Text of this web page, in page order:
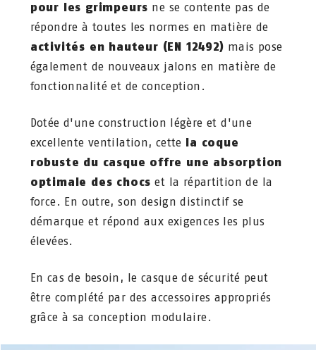
pour les grimpeurs ne se contente pas de
répondre à toutes les normes en matière de
activités en hauteur (EN 12492) mais pose
également de nouveaux jalons en matière de
fonctionnalité et de conception.
Dotée d'une construction légère et d'une
excellente ventilation, cette la coque
robuste du casque offre une absorption
optimale des chocs et la répartition de la
force. En outre, son design distinctif se
démarque et répond aux exigences les plus
élevées.
En cas de besoin, le casque de sécurité peut
être complété par des accessoires appropriés
grâce à sa conception modulaire.